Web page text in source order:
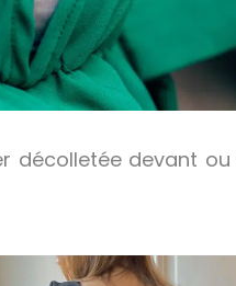
devant ou